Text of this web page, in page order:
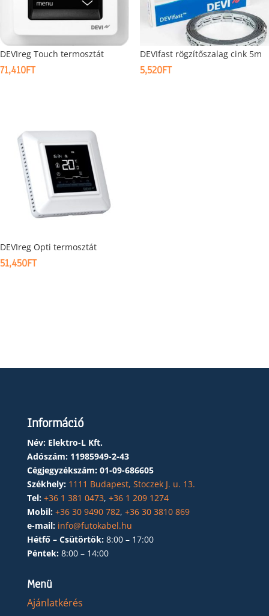
DEVIreg Touch termosztát
71,410FT
DEVIfast rögzítőszalag cink 5m
5,520FT
DEVIreg Opti termosztát
51,450FT
Információ
Név: Elektro-L Kft.
Adószám: 11985949-2-43
Cégjegyzékszám: 01-09-686605
Székhely: 1111 Budapest, Stoczek J. u. 13.
Tel: +36 1 381 0473, +36 1 209 1274
Mobil: +36 30 9490 782, +36 30 3810 869
e-mail: info@futokabel.hu
Hétfő – Csütörtök: 8:00 – 17:00
Péntek: 8:00 – 14:00
Menü
Ajánlatkérés